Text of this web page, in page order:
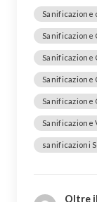
Sanificazione
Sanificazione
Sanificazione
Sanificazione
Sanificazione
Sanificazione
sanificazioni
Oltre